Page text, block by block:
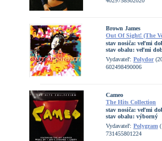
Brown James
Out Of Sight! (The
stav nosiča: veľmi
stav obalu: veľmi
Vydavateľ: Polydor
602498490006
Cameo
The Hits Collection
stav nosiča: veľmi
stav obalu: výborný
Vydavateľ: Polygram
731455801224